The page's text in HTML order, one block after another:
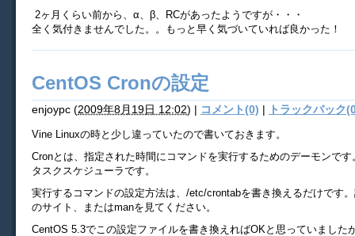
2ヶ月くらい前から、α、β、RCがあったようですが・・・
全く気付きませんでした。。もっと早く気づいていれば良かった！
CentOS Cronの設定
enjoypc (2009年8月19日 12:02) | コメント(0) | トラックバック
Vine Linuxの時と少し違っていたので書いておきます。
Cronとは、指定された時間にコマンドを実行するためのデーモンで
タスクスケジューラです。
実行するコマンドの設定方法は、/etc/crontabを書き換えるだけです
のサイト、またはmanを見てください。
CentOS 5.3でこの設定ファイルを書き換えればOKと思っていました